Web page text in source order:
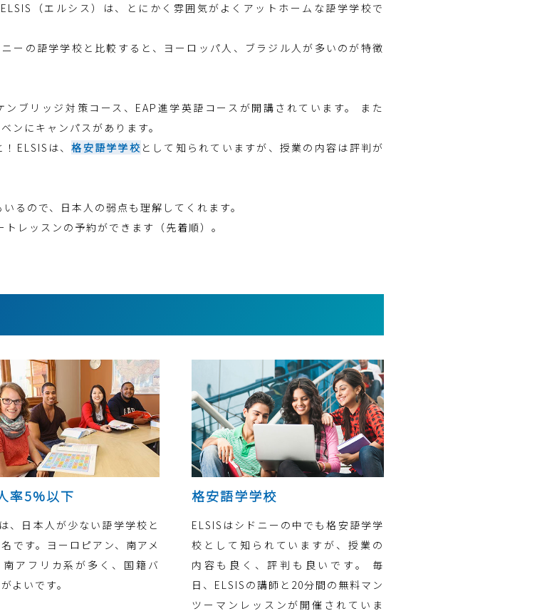
（エルシス）は、とにかく雰囲気がよくアットホームな語学学校で
ーの語学学校と比較すると、ヨーロッパ人、ブラジル人が多いのが特徴
ブリッジ対策コース、EAP進学英語コースが開講されています。 また
ンにキャンパスがあります。
！ELSISは、格安語学学校 として知られていますが、授業の内容は評判が
るので、日本人の弱点も理解してくれます。
レッスンの予約ができます（先着順）。
率5%以下
、日本人が少ない語学学校と
です。ヨーロピアン、南アメ
南アフリカ系が多く、国籍バ
よいです。
格安語学学校
ELSISはシドニーの中でも格安語学学
校として知られていますが、授業の
内容も良く、評判も良いです。 毎
日、ELSISの講師と20分間の無料マン
ツーマンレッスンが開催されていま